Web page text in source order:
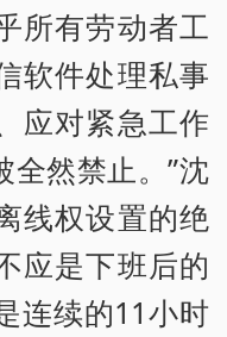
所有劳动者工
软件处理私事
应对紧急工作
全然禁止。”沈
线权设置的绝
应是下班后的
连续的11小时